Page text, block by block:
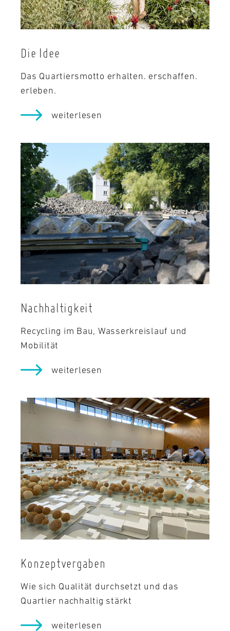
Die Idee
Das Quartiersmotto erhalten. erschaffen.
erleben.
weiterlesen
Nachhaltigkeit
Recycling im Bau, Wasserkreislauf und
Mobilität
weiterlesen
Konzeptvergaben
Wie sich Qualität durchsetzt und das
Quartier nachhaltig stärkt
weiterlesen